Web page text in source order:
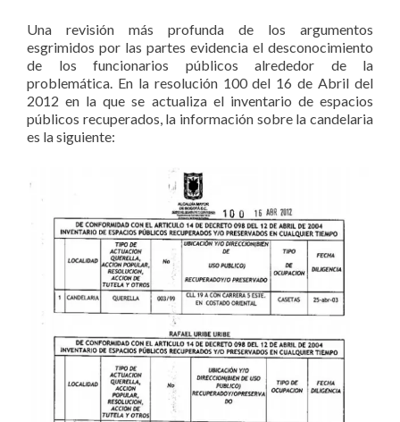
Una revisión más profunda de los argumentos
esgrimidos por las partes evidencia el desconocimiento
de los funcionarios públicos alrededor de la
problemática. En la resolución 100 del 16 de Abril del
2012 en la que se actualiza el inventario de espacios
públicos recuperados, la información sobre la candelaria
es la siguiente: